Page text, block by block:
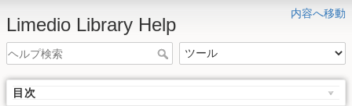
内容へ移動
Limedio Library Help
目次